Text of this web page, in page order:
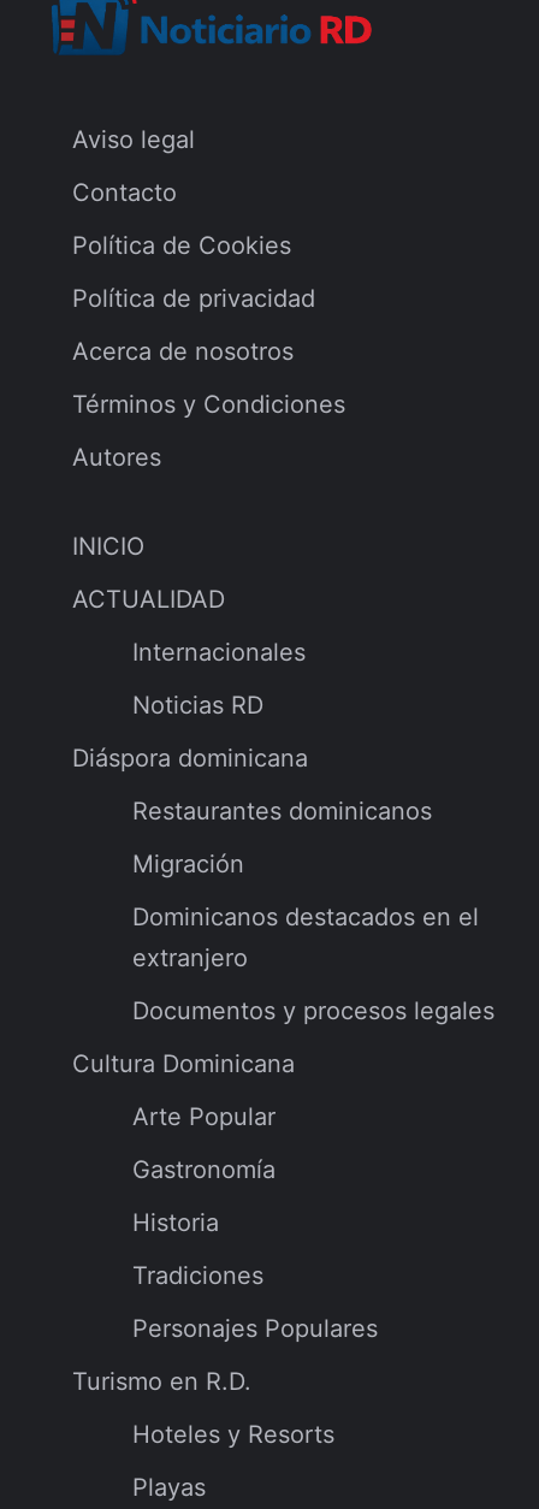
Aviso legal
Contacto
Política de Cookies
Política de privacidad
Acerca de nosotros
Términos y Condiciones
Autores
INICIO
ACTUALIDAD
Internacionales
Noticias RD
Diáspora dominicana
Restaurantes dominicanos
Migración
Dominicanos destacados en el
extranjero
Documentos y procesos legales
Cultura Dominicana
Arte Popular
Gastronomía
Historia
Tradiciones
Personajes Populares
Turismo en R.D.
Hoteles y Resorts
Playas